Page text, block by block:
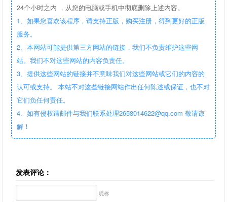
24个小时之内 ，从您的电脑或手机中彻底删除上述内容。
1、如果您喜欢该程序，请支持正版，购买注册，得到更好的正版
服务。
2、本网站可能提供第三方网站的链接，我们不负责维护这些网
站。我们不对这些网站的内容负责任。
3、提供这些网站的链接并不意味我们对这些网站或它们的内容的
认可或支持。 本站不对这些链接网站作出任何陈述或保证，也不对
它们负任何责任。
4、如有侵权请邮件与我们联系处理2658014622@qq.com 敬请谅
解！
发表评论：
昵称